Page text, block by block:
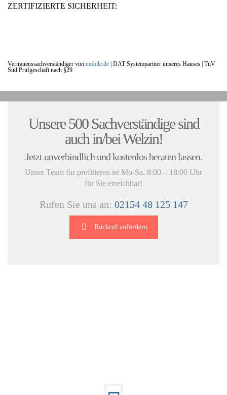
ZERTIFIZIERTE SICHERHEIT:
Vertrauenssachverständiger von mobile.de DAT Systempartner unseres Hauses | TüV
Süd Prüfgeschäft nach §29
Unsere 500 Sachverständige sind
auch in/bei Welzin!
Jetzt unverbindlich und kostenlos beraten lassen.
Unser Team für profitieren ist Mo-Sa. 8:00 – 18:00 Uhr
für Sie erreichbar!
Rufen Sie uns an: 02154 48 125 147
Rückruf anfordern